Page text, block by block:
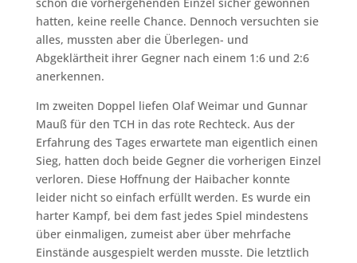
hatten, keine reelle Chance. Dennoch versuchten sie
alles, mussten aber die Überlegen- und
Abgeklärtheit ihrer Gegner nach einem 1:6 und 2:6
anerkennen.
Im zweiten Doppel liefen Olaf Weimar und Gunnar
Mauß für den TCH in das rote Rechteck. Aus der
Erfahrung des Tages erwartete man eigentlich einen
Sieg, hatten doch beide Gegner die vorherigen Einzel
verloren. Diese Hoffnung der Haibacher konnte
leider nicht so einfach erfüllt werden. Es wurde ein
harter Kampf, bei dem fast jedes Spiel mindestens
über einmaligen, zumeist aber über mehrfache
Einstände ausgespielt werden musste. Die letztlich